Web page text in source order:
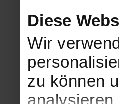
Diese
Wir
zu können